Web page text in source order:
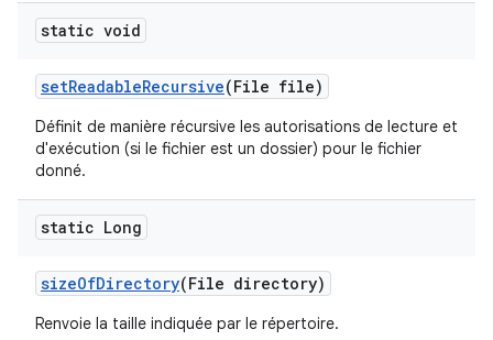
static void
setReadableRecursive(File file)
Définit de manière récursive les autorisations de lecture et
d'exécution (si le fichier est un dossier) pour le fichier
donné.
static Long
sizeOfDirectory(File directory)
Renvoie la taille indiquée par le répertoire.